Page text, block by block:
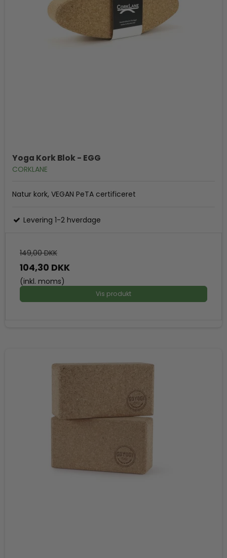
Yoga Kork Blok - EGG
CORKLANE
Natur kork, VEGAN PeTA certificeret
Levering 1-2 hverdage
149,00 DKK
104,30 DKK
(inkl. moms)
Vis produkt